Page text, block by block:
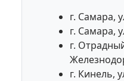
г. Самара,
г. Самара,
г.
г. Кинель,